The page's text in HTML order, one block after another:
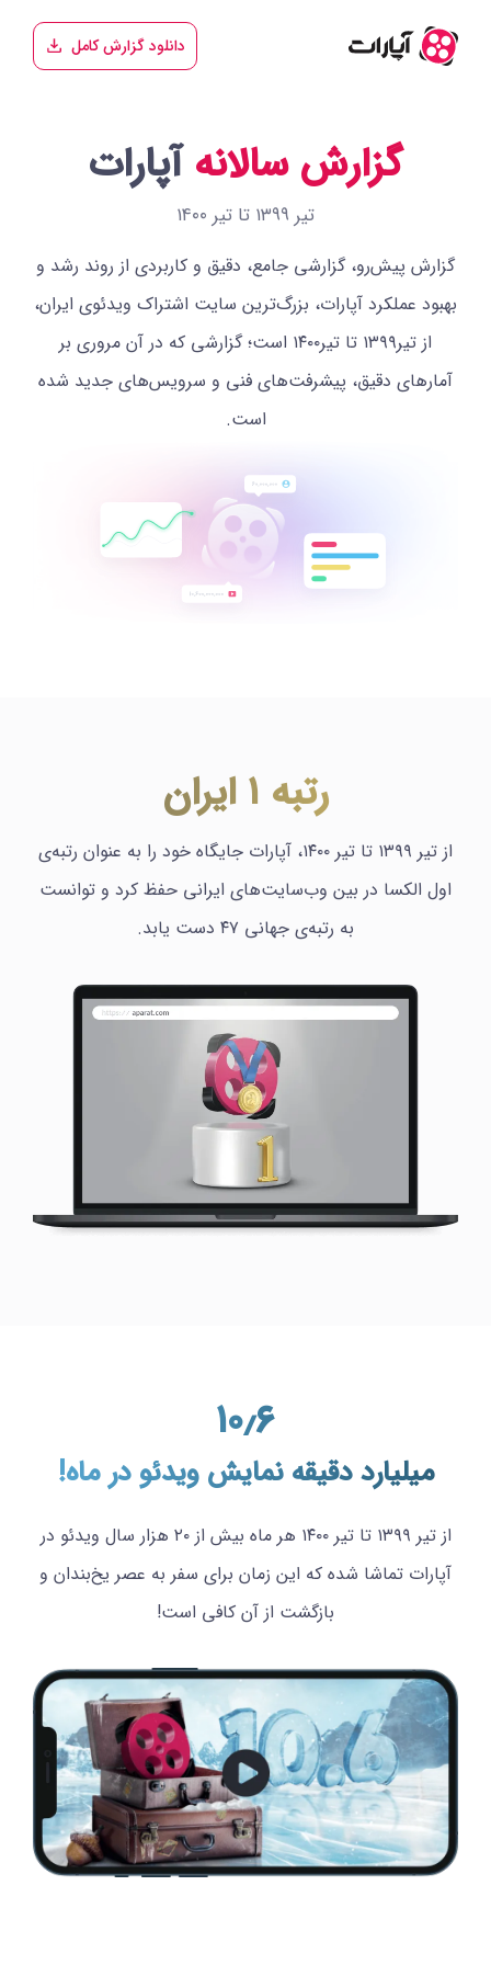
دانلود گزارش کامل
گزارش سالانهآپارات
تیر ۱۳۹۹ تا تیر ۱۴۰۰
گزارش پیش‌رو، گزارشی جامع، دقیق و کاربردی از روند رشد و
بهبود عملکرد آپارات، بزرگ‌ترین سایت اشتراک ویدئوی ایران،
از تیر۱۳۹۹ تا تیر۱۴۰۰ است؛ گزارشی که در آن مروری بر
آمارهای دقیق، پیشرفت‌های فنی و سرویس‌های جدید شده
است.
رتبه ۱ ایران
از تیر ۱۳۹۹ تا تیر ۱۴۰۰، آپارات جایگاه خود را به عنوان رتبه‌ی
اول الکسا در بین وب‌سایت‌های ایرانی حفظ کرد و توانست
به رتبه‌ی جهانی ۴۷ دست یابد.
۱۰٫۶
میلیارد دقیقه نمایش ویدئو در ماه!
از تیر ۱۳۹۹ تا تیر ۱۴۰۰ هر ماه بیش از ۲۰ هزار سال ویدئو در
آپارات تماشا شده که این زمان برای سفر به عصر یخ‌بندان و
بازگشت از آن کافی است!